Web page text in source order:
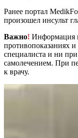
Ранее портал
произошел инсульт
Важно! Информация
противопоказаниях
специалиста и ни при
самолечением. При
к врачу.